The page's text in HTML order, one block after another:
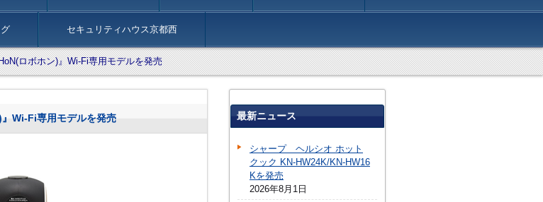
セキュリティハウス京都西
ロボホン)』Wi-Fi専用モデルを発売
Wi-Fi専用モデルを発売 最新ニュース
シャープ ヘルシオ ホット
クック KN-HW24K/KN-HW16
Kを発売
2026年8月1日